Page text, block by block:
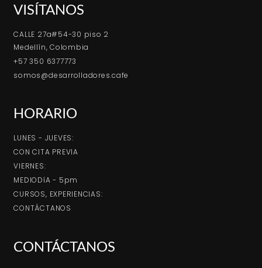
VISÍTANOS
CALLE 27a#54-30 piso 2
Medellín, Colombia
+57 350 6377773
somos@desarrolladores.cafe
HORARIO
LUNES - JUEVES:
CON CITA PREVIA
VIERNES:
MEDIODíA - 5pm
CURSOS, EXPERIENCIAS:
CONTÁCTANOS
CONTÁCTANOS